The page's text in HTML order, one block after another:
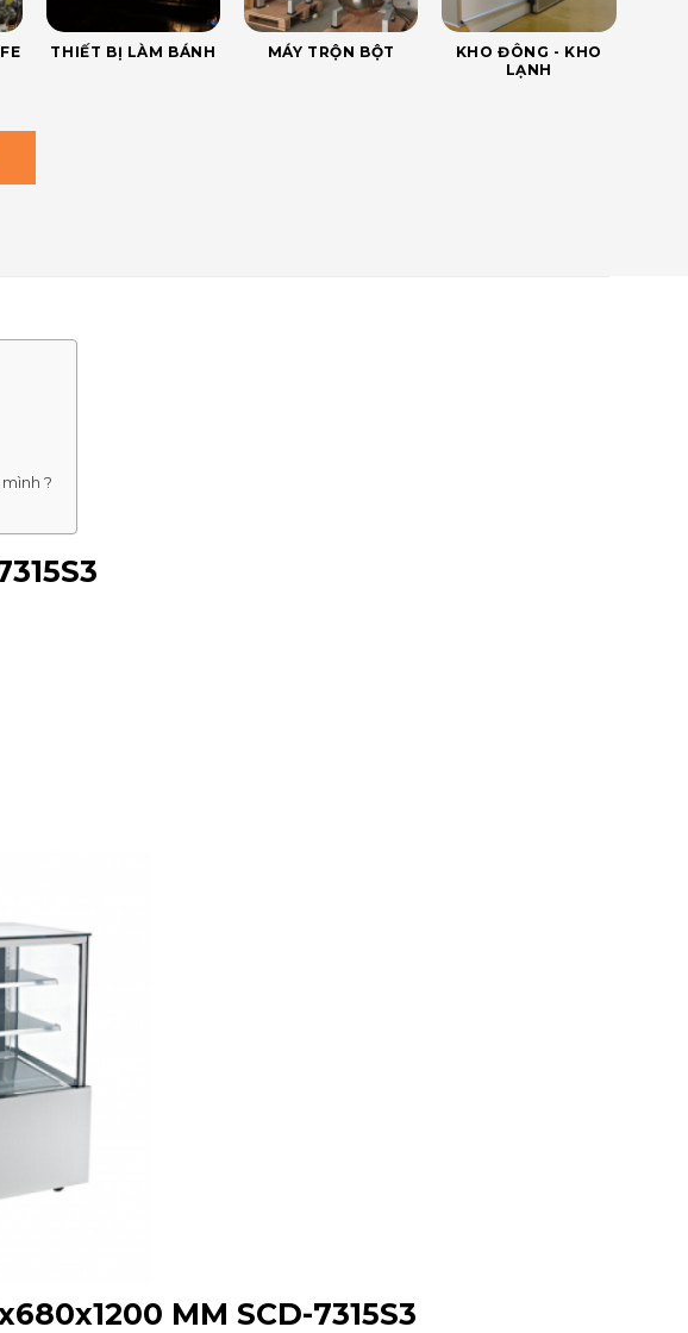
THIẾT BỊ LÀM BÁNH MÁY TRỘN BỘT
KHO ĐÔNG - KHO
LẠNH
?
MM SCD-7315S3